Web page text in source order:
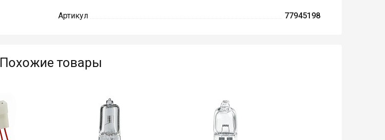
Артикул 77945198
Похожие товары